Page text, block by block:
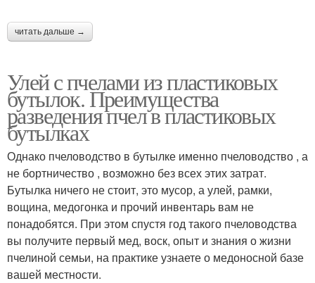
читать дальше →
Улей с пчелами из пластиковых
бутылок. Преимущества
разведения пчел в пластиковых
бутылках
Однако пчеловодство в бутылке именно пчеловодство , а
не бортничество , возможно без всех этих затрат.
Бутылка ничего не стоит, это мусор, а улей, рамки,
вощина, медогонка и прочий инвентарь вам не
понадобятся. При этом спустя год такого пчеловодства
вы получите первый мед, воск, опыт и знания о жизни
пчелиной семьи, на практике узнаете о медоносной базе
вашей местности.